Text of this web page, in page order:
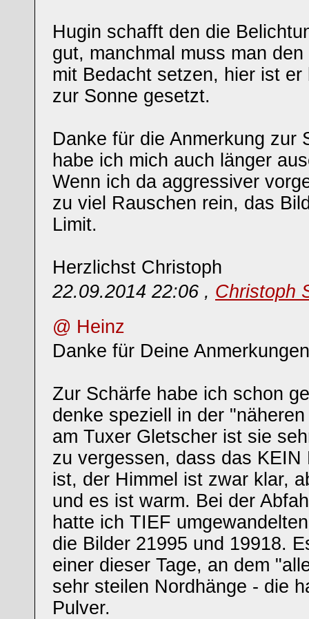
Hugin schafft den die
gut, manchmal muss man
mit Bedacht setzen, hier ist er
zur Sonne gesetzt.
Danke für die Anmerkung zur
habe ich mich auch länger
Wenn ich da aggressiver
zu viel Rauschen rein, das
Limit.
Herzlichst Christoph
22.09.2014 22:06 , Christoph
@ Heinz
Danke für Deine
Zur Schärfe habe ich schon
denke speziell in der
am Tuxer Gletscher ist sie
zu vergessen, dass das KEIN
ist, der Himmel ist zwar klar,
und es ist warm. Bei der
hatte ich TIEF
die Bilder 21995 und 19918.
einer dieser Tage, an dem
sehr steilen Nordhänge - die
Pulver.